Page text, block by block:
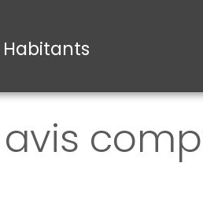
Habitants